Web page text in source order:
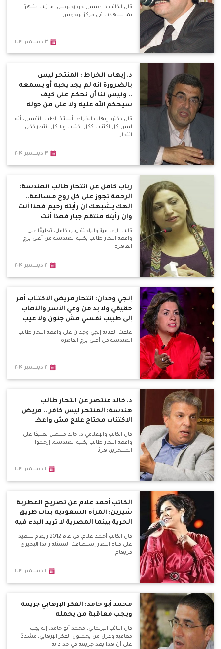
قال الكاتب د. عيسى جوارجيوس، ما زلت منبهرًا
بما شاهدت فى مركز لوجوس
٣ ديسمبر ٢٠١٩
د. إيهاب الخراط : المنتحر ليس
بالضرورة انه لم يجد يحبه أو يسمعه
.. وليس لنا أن نحكم على كيف
سيحكم الله عليه ولا على من حوله
قال دكتور إيهاب الخراط، أستاذ الطب النفسي، أنه
ليس كل اكتئاب ككل اكتئاب ولا كل انتحار ككل
انتحار
٣ ديسمبر ٢٠١٩
رباب كامل عن انتحار طالب الهندسة:
الرحمة تجوز على كل روح مسالمة..
إلهك يشبهك إن رأيته رحيم فهذا أنت
وإن رأيته منتقم جبار فهذا أنت
قالت الإعلامية والباحثة رباب كامل، تعليقًا على
واقعة انتحار طالب بكلية الهندسة من أعلى برج
القاهرة
٢ ديسمبر ٢٠١٩
إنجي وجدان: انتحار مريض الاكتئاب أمر
حقيقي ولا بد من وعي الأسر والذهاب
إلى طبيب نفسي مش جنون ولا عيب
علقت الفنانة إنجي وجدان على واقعة انتحار طالب
الهندسة من أعلى برج القاهرة
٢ ديسمبر ٢٠١٩
د. خالد منتصر عن انتحار طالب
هندسة: المنتحر ليس كافر .. مريض
الاكتئاب محتاج علاج مش واعظ
قال الكاتب والإعلامي د. خالد منتصر، تعليقًا على
واقعة انتحار طالب بكلية الهندسة، إرحموا
المنتحرين هربًا
١ ديسمبر ٢٠١٩
الكاتب أحمد علام عن تصريح المطربة
شيرين: المرأة السعودية بدأت طريق
الحرية بينما المصرية لا تريد البدء فيه
قال الكاتب أحمد علام، فى عام 2012 ريهام سعيد
على قناة النهار إستضافت الممثلة راندا البحيرى
فريهام
١ ديسمبر ٢٠١٩
محمد أبو حامد: الفكر الإرهابي جريمة
ويجب معاقبة من يحمله
قال النائب البرلماني، محمد أبو حامد، إنه يجب
معاقبة وعزل من يحملون الفكر الإرهابي، مشددًا
على أن هذا يعد جريمة في حد ذاته.